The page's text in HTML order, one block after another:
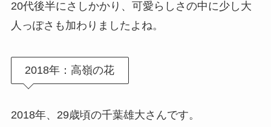
20代後半にさしかかり、可愛らしさの中に少し大
人っぽさも加わりましたよね。
2018年：高嶺の花
2018年、29歳頃の千葉雄大さんです。